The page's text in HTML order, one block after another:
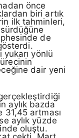
önce
biri artık
ilk tahminleri,
sürdüğüne
de
yönlü
dair yeni
aylık bazda
31,45 artması
aylık yüzde
oluştu.